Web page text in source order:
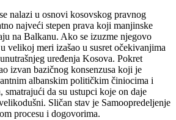
nalazi u osnovi kosovskog pravnog
najveći stepen prava koji manjinske
na Balkanu. Ako se izuzme njegovo
velikoj meri izašao u susret očekivanjima
uređenja Kosova. Pokret
izvan bazičnog konsenzusa koji je
albanskim političkim činiocima i
smatrajući da su ustupci koje on daje
Sličan stav je Samoopredeljenje
procesu i dogovorima.